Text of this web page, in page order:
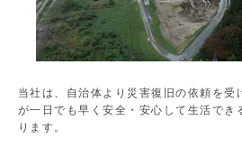
当社は、自治体より災害復旧の依頼を受
が一日でも早く安全・安心して生活でき
ります。